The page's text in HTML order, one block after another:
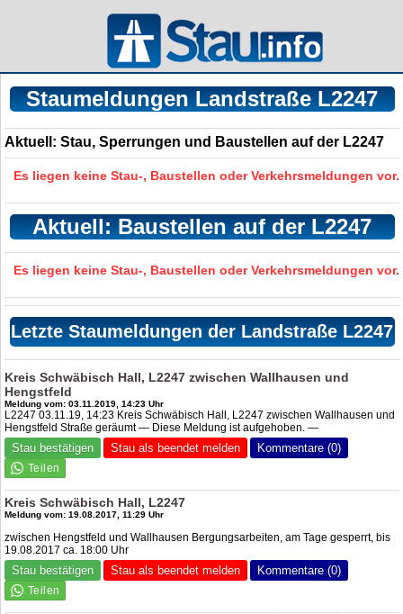
Staumeldungen Landstraße L2247
Aktuell: Stau, Sperrungen und Baustellen auf der L2247
Es liegen keine Stau-, Baustellen oder Verkehrsmeldungen vor.
Aktuell: Baustellen auf der L2247
Es liegen keine Stau-, Baustellen oder Verkehrsmeldungen vor.
Letzte Staumeldungen der Landstraße L2247
Kreis Schwäbisch Hall, L2247 zwischen Wallhausen und
Hengstfeld
Meldung vom: 03.11.2019, 14:23 Uhr
L2247 03.11.19, 14:23 Kreis Schwäbisch Hall, L2247 zwischen Wallhausen und
Hengstfeld Straße geräumt — Diese Meldung ist aufgehoben. —
Stau bestätigen Stau als beendet melden Kommentare (0)
Kreis Schwäbisch Hall, L2247
Meldung vom: 19.08.2017, 11:29 Uhr
zwischen Hengstfeld und Wallhausen Bergungsarbeiten, am Tage gesperrt, bis
19.08.2017 ca. 18:00 Uhr
Stau bestätigen Stau als beendet melden Kommentare (0)